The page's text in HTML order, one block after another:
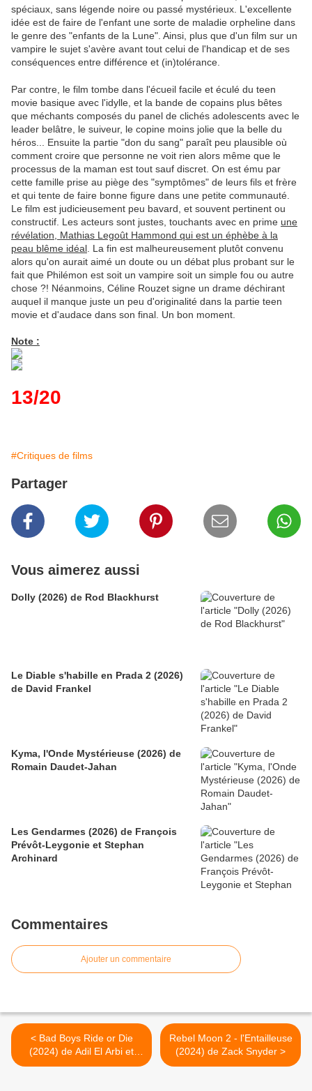
spéciaux, sans légende noire ou passé mystérieux. L'excellente
idée est de faire de l'enfant une sorte de maladie orpheline dans
le genre des "enfants de la Lune". Ainsi, plus que d'un film sur un
vampire le sujet s'avère avant tout celui de l'handicap et de ses
conséquences entre différence et (in)tolérance.
Par contre, le film tombe dans l'écueil facile et éculé du teen
movie basique avec l'idylle, et la bande de copains plus bêtes
que méchants composés du panel de clichés adolescents avec le
leader belâtre, le suiveur, le copine moins jolie que la belle du
héros... Ensuite la partie "don du sang" paraît peu plausible où
comment croire que personne ne voit rien alors même que le
processus de la maman est tout sauf discret. On est ému par
cette famille prise au piège des "symptômes" de leurs fils et frère
et qui tente de faire bonne figure dans une petite communauté.
Le film est judicieusement peu bavard, et souvent pertinent ou
constructif. Les acteurs sont justes, touchants avec en prime une
révélation, Mathias Legoût Hammond qui est un éphèbe à la
peau blême idéal . La fin est malheureusement plutôt convenu
alors qu'on aurait aimé un doute ou un débat plus probant sur le
fait que Philémon est soit un vampire soit un simple fou ou autre
chose ?! Néanmoins, Céline Rouzet signe un drame déchirant
auquel il manque juste un peu d'originalité dans la partie teen
movie et d'audace dans son final. Un bon moment.
Note :
13/20
#Critiques de films
Partager
Vous aimerez aussi
Dolly (2026) de Rod Blackhurst
Le Diable s'habille en Prada 2 (2026)
de David Frankel
Kyma, l'Onde Mystérieuse (2026) de
Romain Daudet-Jahan
Les Gendarmes (2026) de François
Prévôt-Leygonie et Stephan
Archinard
Commentaires
Ajouter un commentaire
< Bad Boys Ride or Die
(2024) de Adil El Arbi et
Bilall Fallah
Rebel Moon 2 - l'Entailleuse
(2024) de Zack Snyder >